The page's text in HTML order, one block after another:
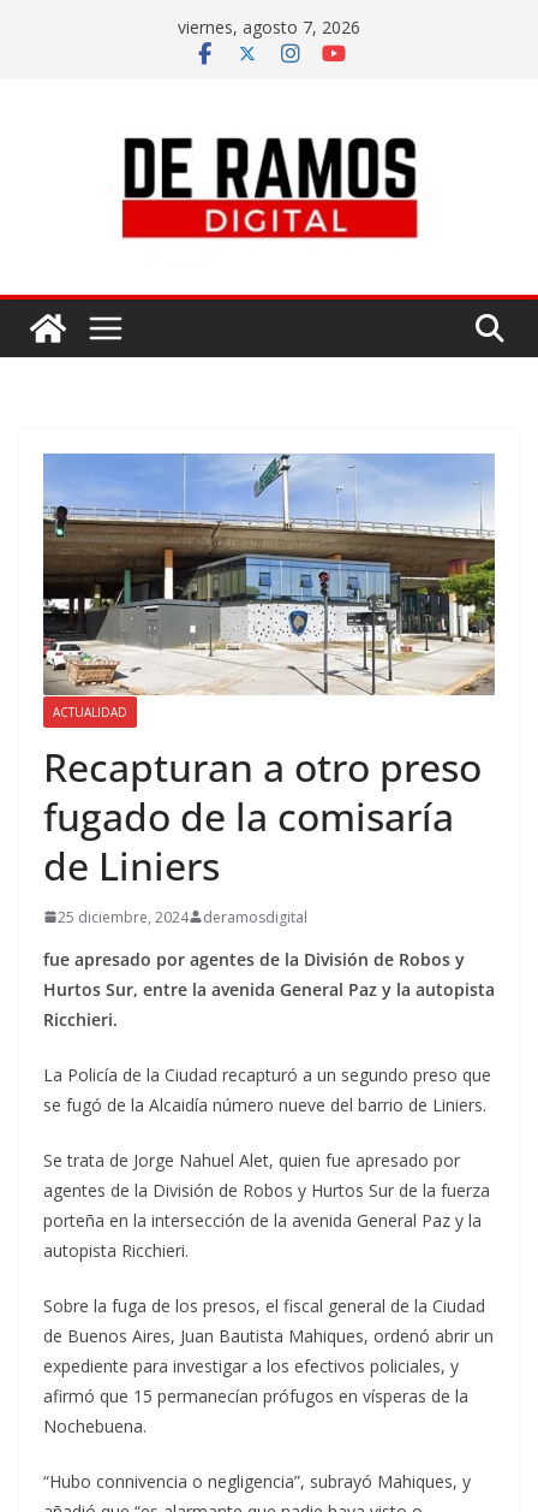
viernes, agosto 7, 2026
ACTUALIDAD
Recapturan a otro preso
fugado de la comisaría
de Liniers
25 diciembre, 2024 deramosdigital
fue apresado por agentes de la División de Robos y
Hurtos Sur, entre la avenida General Paz y la autopista
Ricchieri.
La Policía de la Ciudad recapturó a un segundo preso que
se fugó de la Alcaidía número nueve del barrio de Liniers.
Se trata de Jorge Nahuel Alet, quien fue apresado por
agentes de la División de Robos y Hurtos Sur de la fuerza
porteña en la intersección de la avenida General Paz y la
autopista Ricchieri.
Sobre la fuga de los presos, el fiscal general de la Ciudad
de Buenos Aires, Juan Bautista Mahiques, ordenó abrir un
expediente para investigar a los efectivos policiales, y
afirmó que 15 permanecían prófugos en vísperas de la
Nochebuena.
“Hubo connivencia o negligencia”, subrayó Mahiques, y